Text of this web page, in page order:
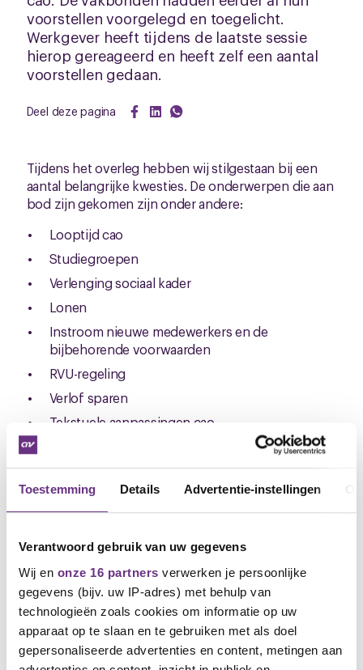
Toestemming Details Advertentie-instellingen
Verantwoord gebruik van uw gegevens
Wij en onze 16 partners verwerken je persoonlijke
gegevens (bijv. uw IP-adres) met behulp van
technologieën zoals cookies om informatie op uw
apparaat op te slaan en te gebruiken met als doel
gepersonaliseerde advertenties en content, metingen aan
voorstellen voorgelegd en toegelicht.
Werkgever heeft tijdens de laatste sessie
hierop gereageerd en heeft zelf een aantal
voorstellen gedaan.
Deel deze pagina
Tijdens het overleg hebben wij stilgestaan bij een
aantal belangrijke kwesties. De onderwerpen die aan
bod zijn gekomen zijn onder andere:
Looptijd cao
Studiegroepen
Verlenging sociaal kader
Lonen
Instroom nieuwe medewerkers en de
bijbehorende voorwaarden
RVU-regeling
Verlof sparen
Tekstuele aanpassingen cao
Dit was de eerste sessie waarin jullie werkgever haar
voorstellen heeft gedeeld. Wij hebben daarom veel
vragen gesteld en om verduidelijkingd gevraagd
aan te passen.
Wij zullen op 30 maart het overleg voortzetten en
hopen dan tot concretere afspraken te komen.
Soraya Faez